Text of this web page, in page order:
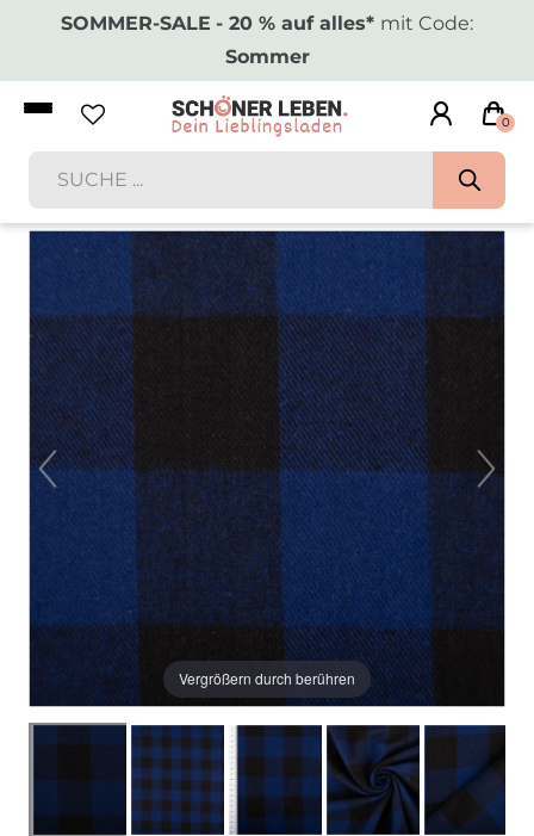
SOMMER-SALE - 20 % auf alles* mit Code:
Sommer
0
Vergrößern durch berühren